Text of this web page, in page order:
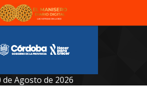
de Agosto de 2026